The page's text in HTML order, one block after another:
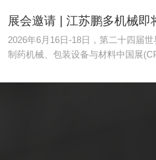
效成分保留率。江苏鹏多生产的沸
2026年6月16日-18日，第二十四届
制药机械、包装设备与材料中国展
技有限公司，将携干燥、制粒领域